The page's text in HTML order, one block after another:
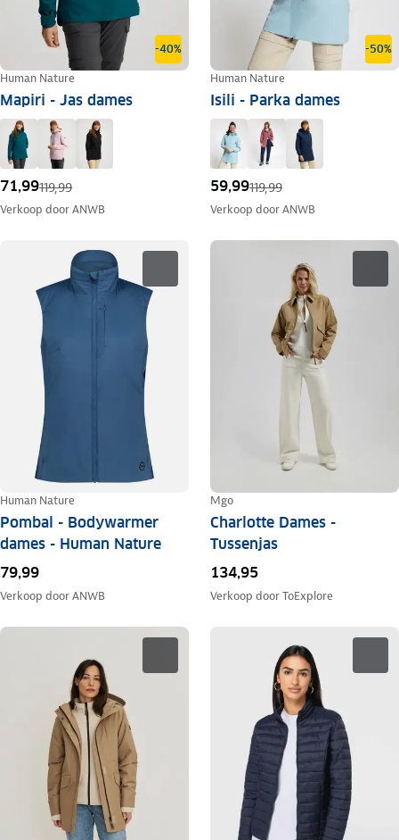
-40%
Human Nature
Mapiri - Jas dames
71,99119,99
Verkoop doorANWB
-50%
Human Nature
Isili - Parka dames
59,99119,99
Verkoop doorANWB
Human Nature
Pombal - Bodywarmer
dames - Human Nature
79,99
Verkoop doorANWB
Mgo
Charlotte Dames -
Tussenjas
134,95
Verkoop doorToExplore